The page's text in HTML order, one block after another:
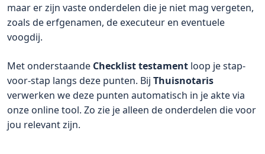
maar er zijn vaste onderdelen die je niet mag vergeten,
zoals de erfgenamen, de executeur en eventuele
voogdij.
Met onderstaande Checklist testament loop je stap-
voor-stap langs deze punten. Bij Thuisnotaris
verwerken we deze punten automatisch in je akte via
onze online tool. Zo zie je alleen de onderdelen die voor
jou relevant zijn.